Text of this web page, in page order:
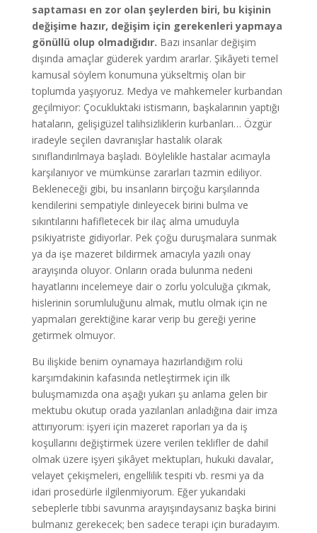
saptaması en zor olan şeylerden biri, bu kişinin
değişime hazır, değişim için gerekenleri yapmaya
gönüllü olup olmadığıdır. Bazı insanlar değişim
dışında amaçlar güderek yardım ararlar. Şikâyeti temel
kamusal söylem konumuna yükseltmiş olan bir
toplumda yaşıyoruz. Medya ve mahkemeler kurbandan
geçilmiyor: Çocukluktaki istismarın, başkalarının yaptığı
hataların, gelişigüzel talihsizliklerin kurbanları… Özgür
iradeyle seçilen davranışlar hastalık olarak
sınıflandırılmaya başladı. Böylelikle hastalar acımayla
karşılanıyor ve mümkünse zararları tazmin ediliyor.
Bekleneceği gibi, bu insanların birçoğu karşılarında
kendilerini sempatiyle dinleyecek birini bulma ve
sıkıntılarını hafifletecek bir ilaç alma umuduyla
psikiyatriste gidiyorlar. Pek çoğu duruşmalara sunmak
ya da işe mazeret bildirmek amacıyla yazılı onay
arayışında oluyor. Onların orada bulunma nedeni
hayatlarını incelemeye dair o zorlu yolculuğa çıkmak,
hislerinin sorumluluğunu almak, mutlu olmak için ne
yapmaları gerektiğine karar verip bu gereği yerine
getirmek olmuyor.
Bu ilişkide benim oynamaya hazırlandığım rolü
karşımdakinin kafasında netleştirmek için ilk
buluşmamızda ona aşağı yukarı şu anlama gelen bir
mektubu okutup orada yazılanları anladığına dair imza
attırıyorum: işyeri için mazeret raporları ya da iş
koşullarını değiştirmek üzere verilen teklifler de dahil
olmak üzere işyeri şikâyet mektupları, hukuki davalar,
velayet çekişmeleri, engellilik tespiti vb. resmi ya da
idari prosedürle ilgilenmiyorum. Eğer yukarıdaki
sebeplerle tıbbi savunma arayışındaysanız başka birini
bulmanız gerekecek; ben sadece terapi için buradayım.